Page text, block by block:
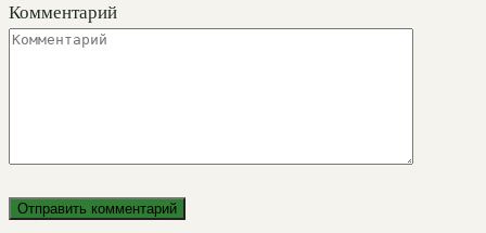
Комментарий